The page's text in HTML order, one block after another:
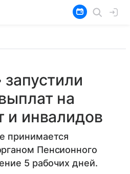
запустили
на
и инвалидов
принимается
Пенсионного
5 рабочих дней.